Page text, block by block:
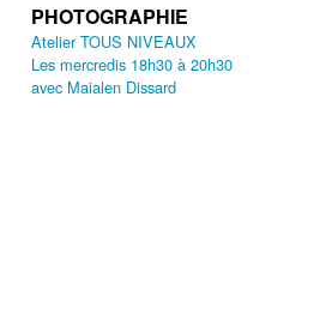
PHOTOGRAPHIE
Atelier TOUS NIVEAUX
Les mercredis 18h30 à 20h30
avec Maialen Dissard